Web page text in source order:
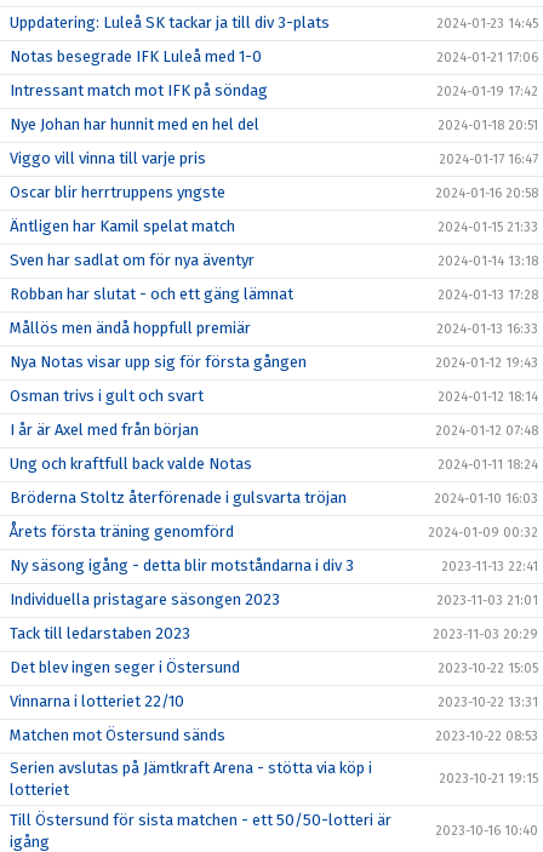
Uppdatering: Luleå SK tackar ja till div 3-plats 2024-01-23 14:45
Notas besegrade IFK Luleå med 1-0 2024-01-21 17:06
Intressant match mot IFK på söndag 2024-01-19 17:42
Nye Johan har hunnit med en hel del 2024-01-18 20:51
Viggo vill vinna till varje pris 2024-01-17 16:47
Oscar blir herrtruppens yngste 2024-01-16 20:58
Äntligen har Kamil spelat match 2024-01-15 21:33
Sven har sadlat om för nya äventyr 2024-01-14 13:18
Robban har slutat - och ett gäng lämnat 2024-01-13 17:28
Mållös men ändå hoppfull premiär 2024-01-13 16:33
Nya Notas visar upp sig för första gången 2024-01-12 19:43
Osman trivs i gult och svart 2024-01-12 18:14
I år är Axel med från början 2024-01-12 07:48
Ung och kraftfull back valde Notas 2024-01-11 18:24
Bröderna Stoltz återförenade i gulsvarta tröjan 2024-01-10 16:03
Årets första träning genomförd 2024-01-09 00:32
Ny säsong igång - detta blir motståndarna i div 3 2023-11-13 22:41
Individuella pristagare säsongen 2023 2023-11-03 21:01
Tack till ledarstaben 2023 2023-11-03 20:29
Det blev ingen seger i Östersund 2023-10-22 15:05
Vinnarna i lotteriet 22/10 2023-10-22 13:31
Matchen mot Östersund sänds 2023-10-22 08:53
Serien avslutas på Jämtkraft Arena - stötta via köp i
lotteriet
2023-10-21 19:15
Till Östersund för sista matchen - ett 50/50-lotteri är
igång
2023-10-16 10:40